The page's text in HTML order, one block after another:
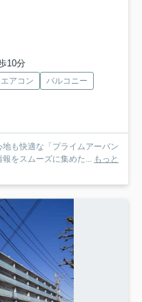
10分
エアコン
バルコニー
も快適な「プライムアーバン
をスムーズに集めた...
もっと